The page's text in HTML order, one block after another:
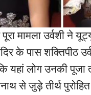
मामला उर्वशी ने
के पास शक्तिपीठ
यहां लोग उनकी
से जुड़े़ तीर्थ